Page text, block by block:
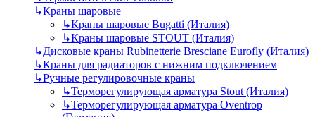
↳Краны шаровые
↳Краны шаровые Bugatti (Италия)
↳Краны шаровые STOUT (Италия)
↳Дисковые краны Rubinetterie Bresciane Eurofly (Италия)
↳Краны для радиаторов с нижним подключением
↳Ручные регулировочные краны
↳Терморегулирующая арматура Stout (Италия)
↳Терморегулирующая арматура Oventrop